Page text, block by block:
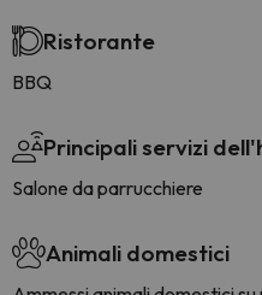
Ristorante
BBQ
Principali servizi
Salone da parrucchiere
Animali domestici